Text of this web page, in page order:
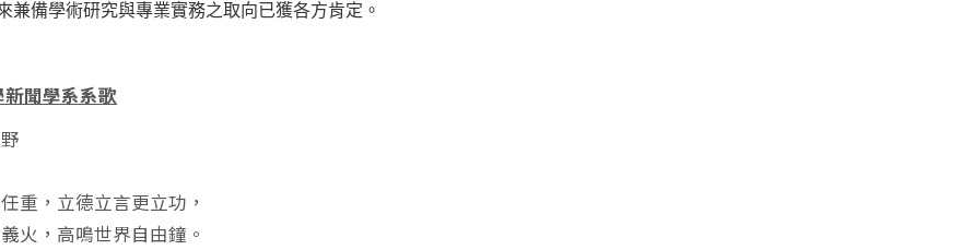
兼備學術研究與專業實務之取向已獲各方肯定。
聞學系系歌
重，立德立言更立功，
火，高鳴世界自由鐘。